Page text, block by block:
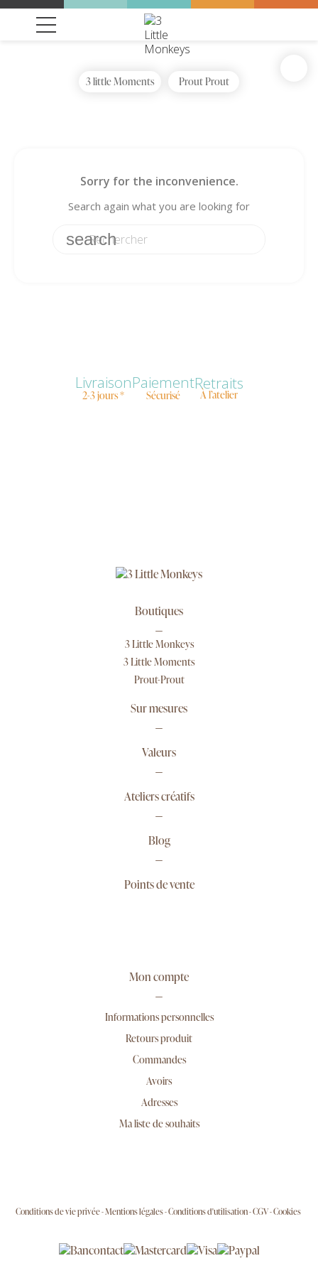
3 little Moments Prout Prout
Sorry for the inconvenience.
Search again what you are looking for
search
Livraison
2-3 jours *
Paiement
Sécurisé
Retraits
À l’atelier
Boutiques
3 Little Monkeys
3 Little Moments
Prout-Prout
Sur mesures
Valeurs
Ateliers créatifs
Blog
Points de vente
Mon compte
Informations personnelles
Retours produit
Commandes
Avoirs
Adresses
Ma liste de souhaits
Conditions de vie privée Mentions légales Conditions d'utilisation CGV Cookies